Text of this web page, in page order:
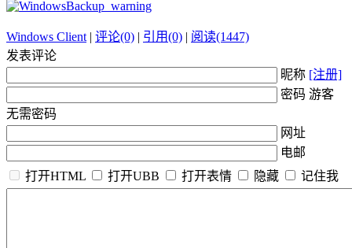
Windows Client| 评论(0) | 引用(0) | 阅读(1447)
发表评论
昵称 [注册]
密码 游客
无需密码
网址
电邮
打开HTML
打开UBB 打开表情 隐藏 记住我